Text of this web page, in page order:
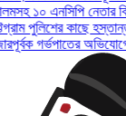
১০ এনসিপি নেতার
পুলিশের কাছে হস্তান্তর
গর্ভপাতের অভিযোগে